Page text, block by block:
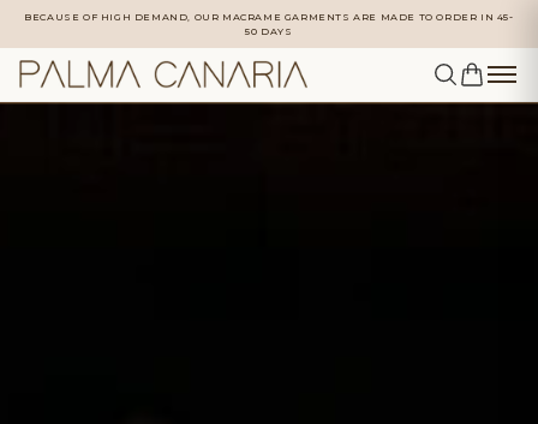
BECAUSE OF HIGH DEMAND, OUR MACRAME GARMENTS ARE MADE TO ORDER IN 45-
50 DAYS